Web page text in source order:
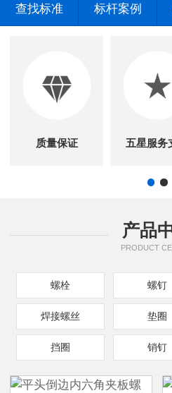
查找标准 标杆案例
质量保证 五星服务
产品
PRODUCT
螺栓 螺钉
焊接螺丝 垫圈
挡圈 销钉